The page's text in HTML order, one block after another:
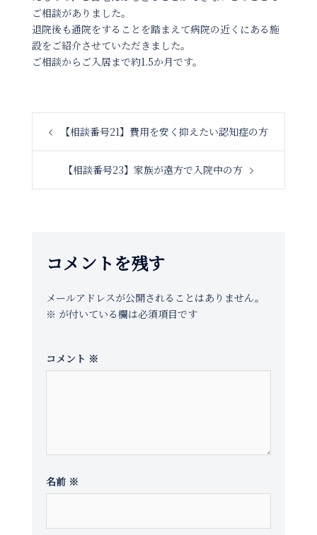
ご相談がありました。
退院後も通院をすることを踏まえて病院の近くにある施
設をご紹介させていただきました。
ご相談からご入居まで約1.5か月です。
稿
ビ
【相談番号21】費用を安く抑えたい認知症の方
【相談番号23】家族が遠方で入院中の方
コメントを残す
メールアドレスが公開されることはありません。
※ が付いている欄は必須項目です
コメント ※
名前 ※